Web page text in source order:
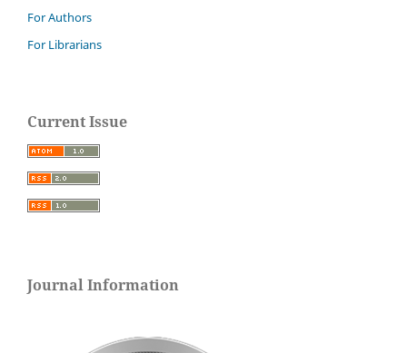
For Authors
For Librarians
Current Issue
Journal Information